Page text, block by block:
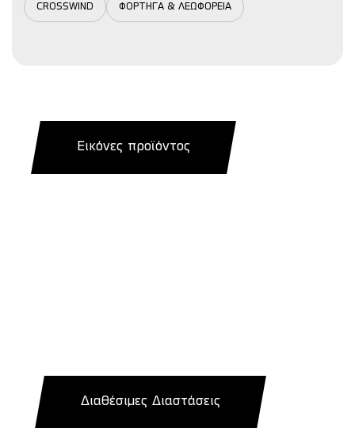
CROSSWIND ΦΟΡΤΗΓΑ & ΛΕΩΦΟΡΕΙΑ
Εικόνες προϊόντος
Διαθέσιμες Διαστάσεις